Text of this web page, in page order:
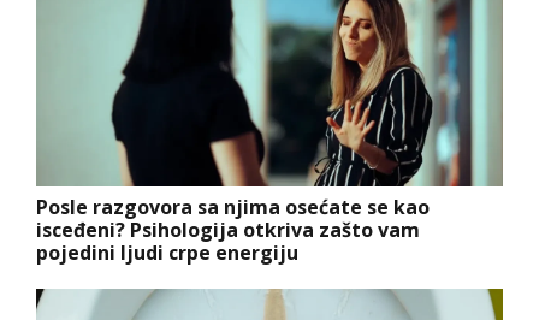
Posle razgovora sa njima osećate se kao
isceđeni? Psihologija otkriva zašto vam
pojedini ljudi crpe energiju